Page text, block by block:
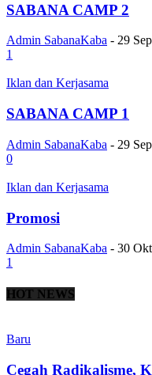
SABANA CAMP 2
Admin SabanaKaba - 29
1
Iklan dan Kerjasama
SABANA CAMP 1
Admin SabanaKaba - 29
0
Iklan dan Kerjasama
Promosi
Admin SabanaKaba - 30
1
HOT NEWS
Baru
Cegah Radikalisme,